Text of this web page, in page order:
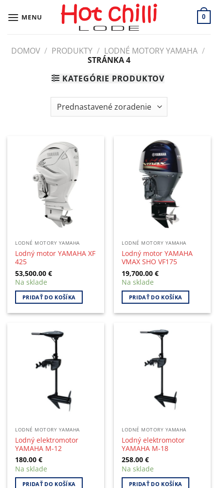
MENU 0
DOMOV / PRODUKTY / LODNÉ MOTORY YAMAHA /
STRÁNKA 4
KATEGÓRIE PRODUKTOV
LODNÉ MOTORY YAMAHA
Lodný motor YAMAHA XF
425
53,500.00€
Na sklade
PRIDAŤ DO KOŠÍKA
LODNÉ MOTORY YAMAHA
Lodný motor YAMAHA
VMAX SHO VF175
19,700.00€
Na sklade
PRIDAŤ DO KOŠÍKA
LODNÉ MOTORY YAMAHA
Lodný elektromotor
YAMAHA M-12
180.00€
Na sklade
PRIDAŤ DO KOŠÍKA
LODNÉ MOTORY YAMAHA
Lodný elektromotor
YAMAHA M-18
258.00€
Na sklade
PRIDAŤ DO KOŠÍKA